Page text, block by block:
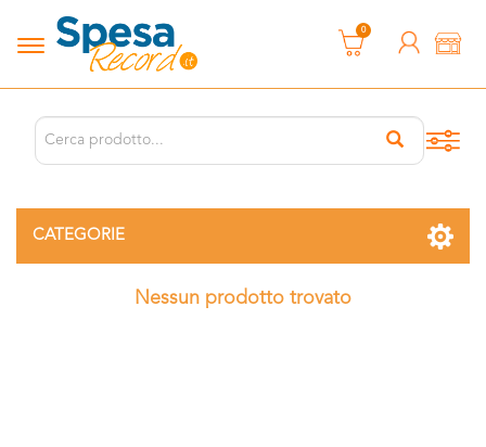
0
CATEGORIE
Nessun prodotto trovato